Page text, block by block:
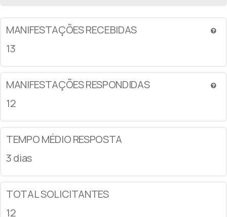
MANIFESTAÇÕES RECEBIDAS
13
MANIFESTAÇÕES RESPONDIDAS
12
TEMPO MÉDIO RESPOSTA
3 dias
TOTAL SOLICITANTES
12